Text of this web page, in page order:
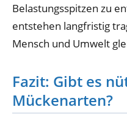
Belastungsspitzen zu
entstehen langfristig
Mensch und Umwelt
Fazit: Gibt es
Mückenarten?